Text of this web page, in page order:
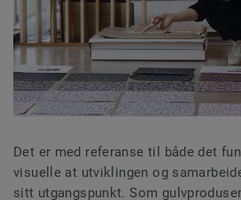
Det er med referanse til både det
visuelle at utviklingen og
sitt utgangspunkt. Som